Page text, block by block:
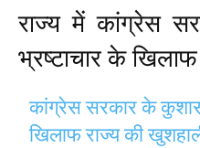
राज्य में कांग्रेस
भ्रष्टाचार के खिलाफ
कांग्रेस सरकार के
खिलाफ राज्य की